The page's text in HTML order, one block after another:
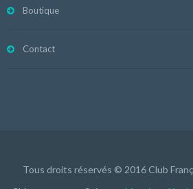
Boutique
Contact
Tous droits réservés © 2016 Club